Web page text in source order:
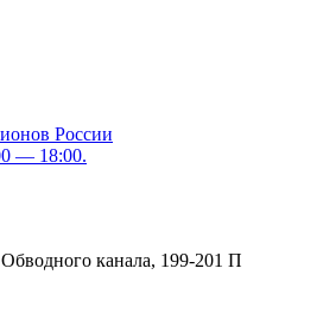
России
— 18:00.
канала, 199-201 П